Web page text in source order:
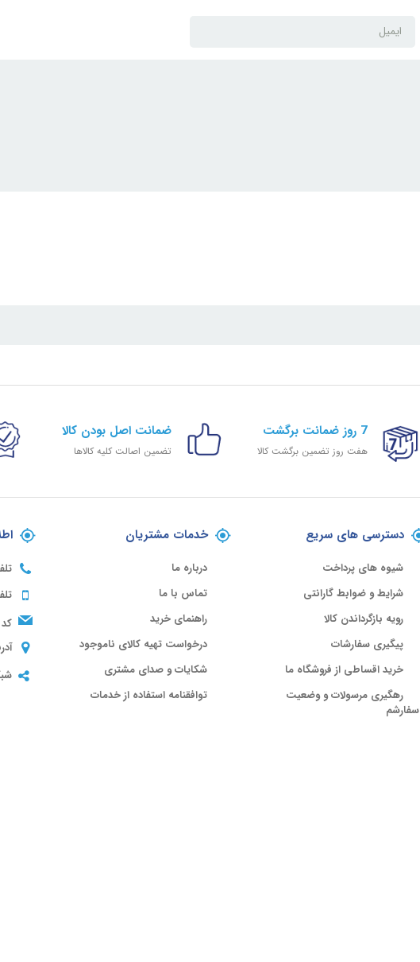
7 روز ضمانت برگشت
هفت روز تضمین برگشت کالا
ضمانت اصل بودن کالا
تضمین اصالت کلیه کالاها
دسترسی های سریع
شیوه های پرداخت
شرایط و ضوابط گارانتی
رویه بازگرداندن کالا
پیگیری سفارشات
خرید اقساطی از فروشگاه ما
رهگیری مرسولات و وضعیت
سفارشم
خدمات مشتریان
درباره ما
تماس با ما
راهنمای خرید
درخواست تهیه کالای ناموجود
شکایات و صدای مشتری
توافقنامه استفاده از خدمات